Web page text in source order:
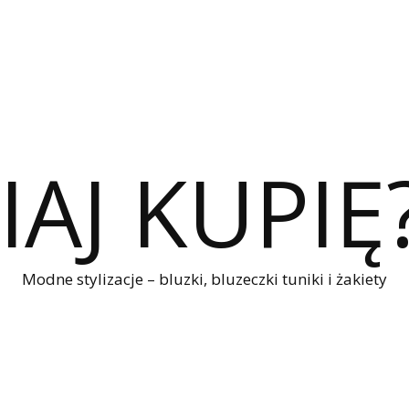
Modne stylizacje – bluzki, bluzeczki tuniki i żakiety